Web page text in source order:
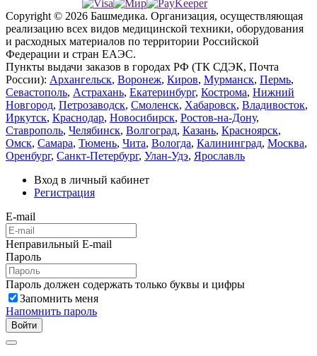
Copyright © 2026 Башмедика. Организация, осуществляющая
реализацию всех видов медицинской техники, оборудования
и расходных материалов по территории Российской
Федерации и стран ЕАЭС.
Пункты выдачи заказов в городах РФ (ТК СДЭК, Почта
России): Архангельск, Воронеж, Киров, Мурманск, Пермь,
Севастополь, Астрахань, Екатеринбург, Кострома, Нижний
Новгород, Петрозаводск, Смоленск, Хабаровск, Владивосток,
Иркутск, Краснодар, Новосибирск, Ростов-на-Дону,
Ставрополь, Челябинск, Волгоград, Казань, Красноярск,
Омск, Самара, Тюмень, Чита, Вологда, Калининград, Москва,
Оренбург, Санкт-Петербург, Улан-Удэ, Ярославль
Вход в личный кабинет
Регистрация
E-mail
Неправильный E-mail
Пароль
Пароль должен содержать только буквы и цифры
Запомнить меня
Напомнить пароль
Войти